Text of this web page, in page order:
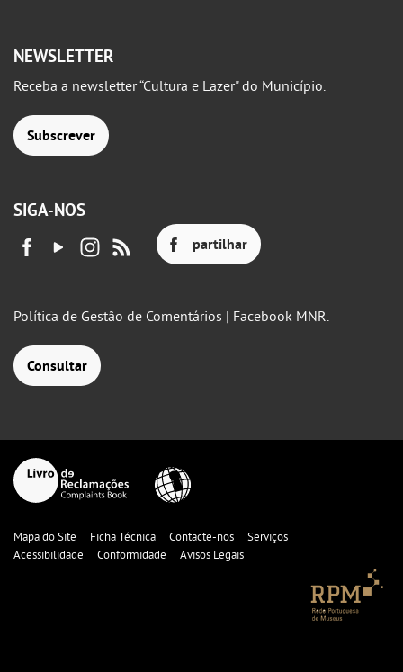
NEWSLETTER
Receba a newsletter “Cultura e Lazer" do Município.
Subscrever
SIGA-NOS
partilhar
Política de Gestão de Comentários | Facebook MNR.
Consultar
Mapa do Site Ficha Técnica Contacte-nos
Serviços
Acessibilidade
Conformidade Avisos Legais